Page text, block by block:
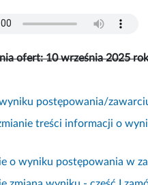
ofert: 10 września 2025
postępowania/
treści informacji o
o wyniku postępowania w